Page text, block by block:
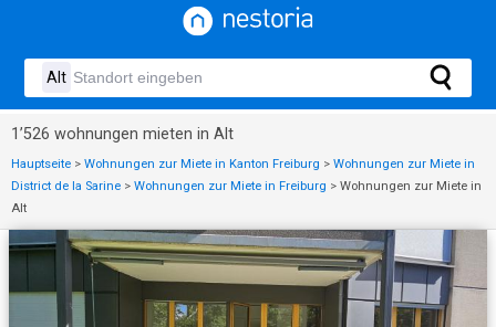
1’526 wohnungen mieten in Alt
Hauptseite > Wohnungen zur Miete in Kanton Freiburg > Wohnungen zur Miete in
District de la Sarine > Wohnungen zur Miete in Freiburg > Wohnungen zur Miete in
Alt